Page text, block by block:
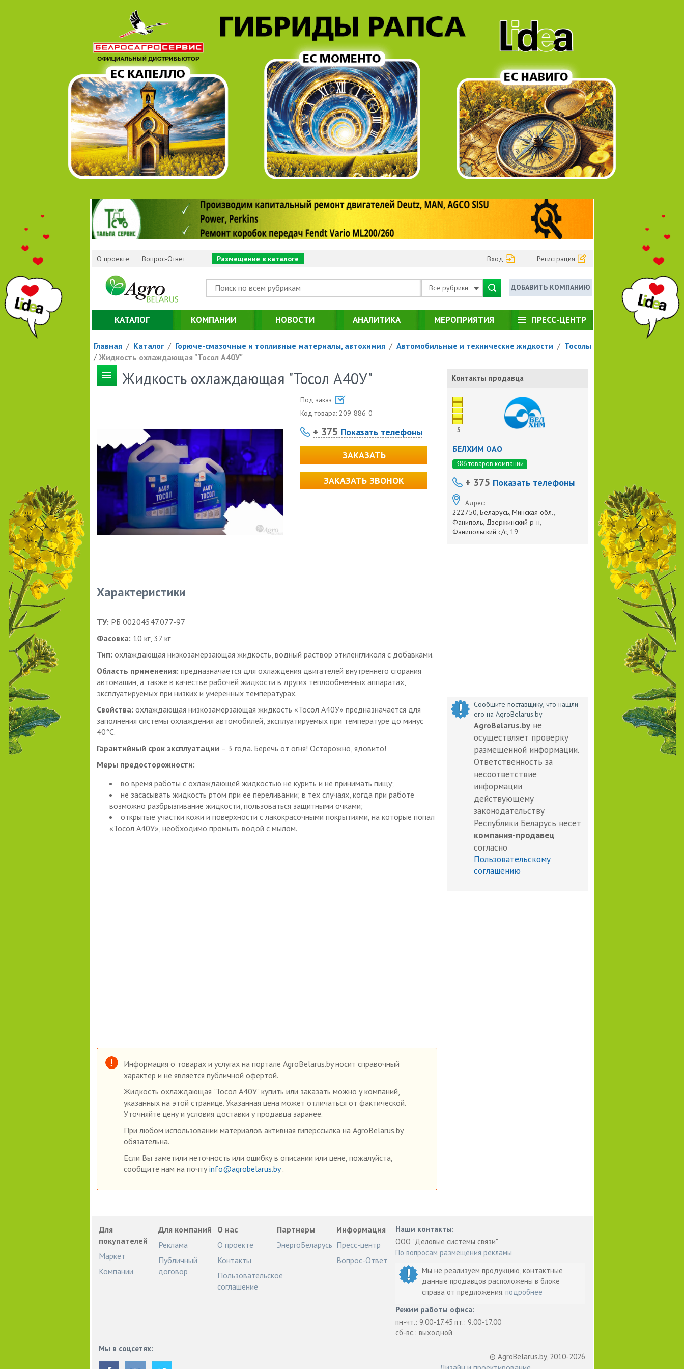
О проекте Вопрос-Ответ Размещение в каталоге Вход Регистрация
Все рубрики ДОБАВИТЬ КОМПАНИЮ
КАТАЛОГ КОМПАНИИ НОВОСТИ АНАЛИТИКА МЕРОПРИЯТИЯ ПРЕСС-ЦЕНТР
Главная / Каталог / Горюче-смазочные и топливные материалы, автохимия / Автомобильные и технические жидкости / Тосолы
/ Жидкость охлаждающая "Тосол А40У"
Жидкость охлаждающая "Тосол А40У"
Под заказ
Код товара:209-886-0
+ 375 Показать телефоны
ЗАКАЗАТЬ
ЗАКАЗАТЬ ЗВОНОК
Характеристики
ТУ: РБ 00204547.077-97
Фасовка: 10 кг, 37 кг
Тип: охлаждающая низкозамерзающая жидкость, водный раствор этиленгликоля с добавками.
Область применения: предназначается для охлаждения двигателей внутреннего сгорания
автомашин, а также в качестве рабочей жидкости в других теплообменных аппаратах,
эксплуатируемых при низких и умеренных температурах.
Свойства: охлаждающая низкозамерзающая жидкость «Тосол А40У» предназначается для
заполнения системы охлаждения автомобилей, эксплуатируемых при температуре до минус
40°С.
Гарантийный срок эксплуатации – 3 года. Беречь от огня! Осторожно, ядовито!
Меры предосторожности:
во время работы с охлаждающей жидкостью не курить и не принимать пищу;
не засасывать жидкость ртом при ее переливании; в тех случаях, когда при работе
возможно разбрызгивание жидкости, пользоваться защитными очками;
открытые участки кожи и поверхности с лакокрасочными покрытиями, на которые попал
«Тосол А40У», необходимо промыть водой с мылом.
Контакты продавца
5
БЕЛХИМ ОАО
386 товаров компании
+ 375 Показать телефоны
Адрес:
222750, Беларусь, Минская обл.,
Фаниполь, Дзержинский р-н,
Фанипольский с/с, 19
Сообщите поставщику, что нашли
его на AgroBelarus.by
AgroBelarus.by не
осуществляет проверку
размещенной информации.
Ответственность за
несоответствие
информации
действующему
законодательству
Республики Беларусь несет
компания-продавец
согласно
Пользовательскому
соглашению
Информация о товарах и услугах на портале AgroBelarus.by носит справочный
характер и не является публичной офертой.
Жидкость охлаждающая "Тосол А40У" купить или заказать можно у компаний,
указанных на этой странице. Указанная цена может отличаться от фактической.
Уточняйте цену и условия доставки у продавца заранее.
При любом использовании материалов активная гиперссылка на AgroBelarus.by
обязательна.
Если Вы заметили неточность или ошибку в описании или цене, пожалуйста,
сообщите нам на почту info@agrobelarus.by.
Для
покупателей
Маркет
Компании
Для компаний
Реклама
Публичный
договор
О нас
О проекте
Контакты
Пользовательское
соглашение
Партнеры
ЭнергоБеларусь
Информация
Пресс-центр
Вопрос-Ответ
Наши контакты:
ООО "Деловые системы связи"
По вопросам размещения рекламы
Мы не реализуем продукцию, контактные
данные продавцов расположены в блоке
справа от предложения.подробнее
Режим работы офиса:
пн-чт.: 9.00-17.45 пт.: 9.00-17.00
сб-вс.: выходной
Мы в соцсетях:
© AgroBelarus.by, 2010-2026